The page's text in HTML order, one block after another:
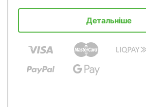
Детальніше